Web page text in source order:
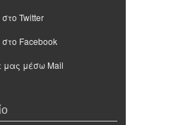
Twitter
Facebook
μας μέσω Mail